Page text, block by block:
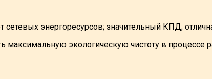
энергоресурсов; значительный КПД;
максимальную экологическую чистоту в